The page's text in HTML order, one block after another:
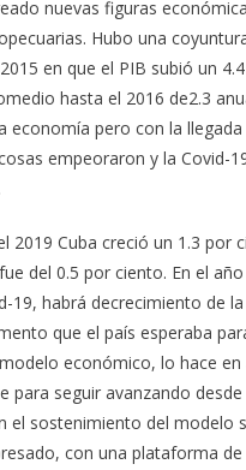
nuevas figuras
Hubo una
en que el PIB subió un
hasta el 2016 de2.3
economía pero con la
empeoraron y la Covid-
2019 Cuba creció un 1.3 por
del 0.5 por ciento. En el
19, habrá decrecimiento de
que el país esperaba
económico, lo hace
para seguir avanzando
el sostenimiento del modelo
con una plataforma de